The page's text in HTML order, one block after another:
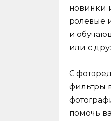
новинки
ролевые
и
или с
С
фильтры
помочь